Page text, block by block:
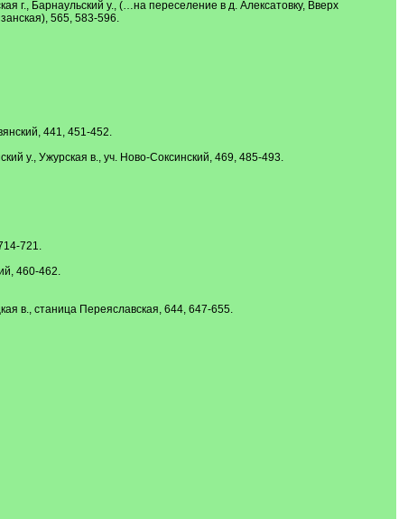
г., Барнаульский у., (…на переселение в д. Алексатовку, Вверх
565, 583-596.
441, 451-452.
у., Ужурская в., уч. Ново-Соксинский, 469, 485-493.
721.
460-462.
в., станица Переяславская, 644, 647-655.